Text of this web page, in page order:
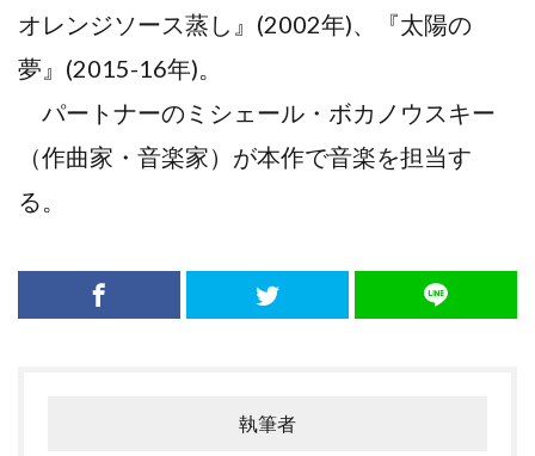
オレンジソース蒸し』(2002年)、『太陽の
夢』(2015-16年)。
パートナーのミシェール・ボカノウスキー
（作曲家・音楽家）が本作で音楽を担当す
る。
執筆者